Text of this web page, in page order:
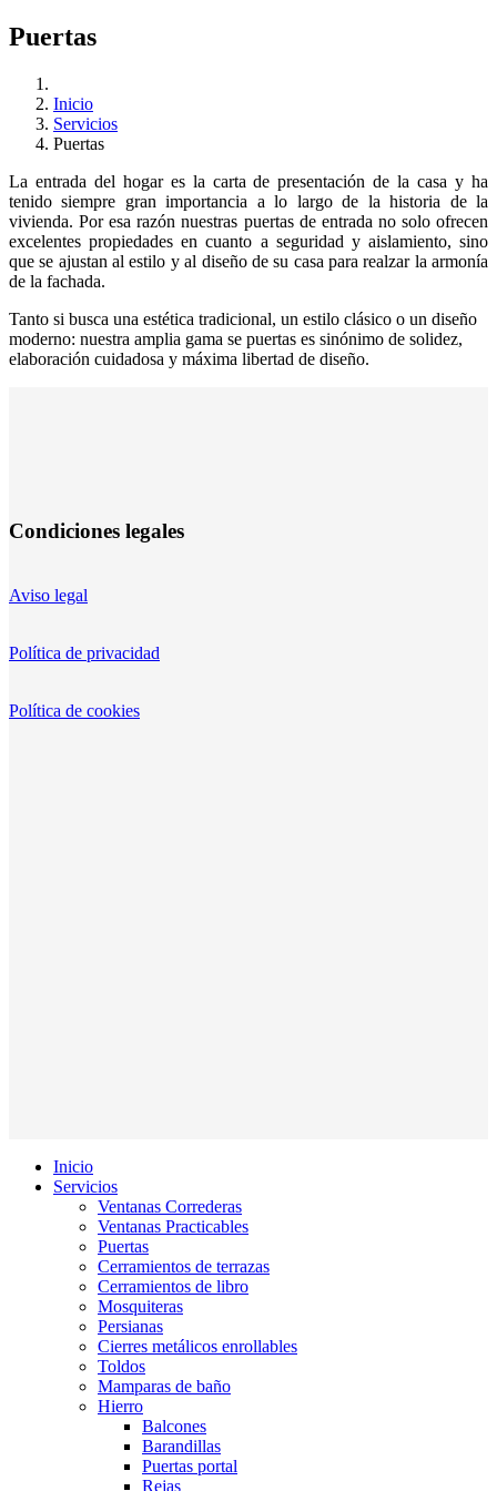
Puertas
Inicio
Servicios
Puertas
La entrada del hogar es la carta de presentación de la casa y ha
tenido siempre gran importancia a lo largo de la historia de la
vivienda. Por esa razón nuestras puertas de entrada no solo ofrecen
excelentes propiedades en cuanto a seguridad y aislamiento, sino
que se ajustan al estilo y al diseño de su casa para realzar la armonía
de la fachada.
Tanto si busca una estética tradicional, un estilo clásico o un diseño
moderno: nuestra amplia gama se puertas es sinónimo de solidez,
elaboración cuidadosa y máxima libertad de diseño.
Condiciones legales
Aviso legal
Política de privacidad
Política de cookies
Inicio
Servicios
Ventanas Correderas
Ventanas Practicables
Puertas
Cerramientos de terrazas
Cerramientos de libro
Mosquiteras
Persianas
Cierres metálicos enrollables
Toldos
Mamparas de baño
Hierro
Balcones
Barandillas
Puertas portal
Rejas